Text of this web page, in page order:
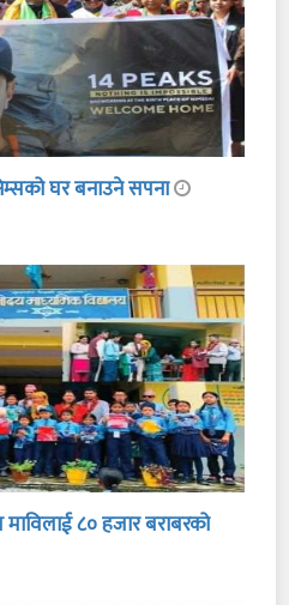
घर बनाउने सपना
माविलाई ८० हजार बराबरको